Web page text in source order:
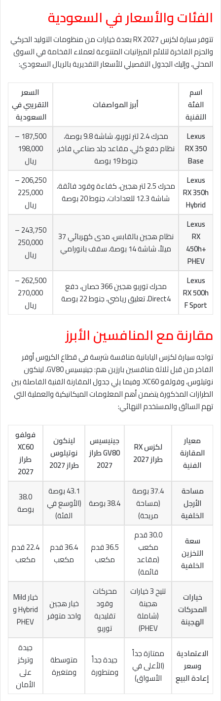
الفئات والأسعار في السعودية
تتوفر سيارة لكزس RX 2027 بعدة خيارات من منظومات التوليد الحركي
والحزم الفاخرة لتلائم الميزانيات المتنوعة لعملاء الفخامة في السوق
المحلي، وإليك الجدول التفصيلي للأسعار التقديرية بالريال السعودي:
اسم
الفئة
التقنية
أبرز المواصفات
السعر
التقريبي في
السعودية
Lexus
RX 350
Base
محرك 2.4 لتر توربو، شاشة 9.8 بوصة،
نظام دفع كلي، مقاعد جلد صناعي فاخر،
جنوط 19 بوصة
187,500 –
198,000
ريال
Lexus
RX 350h
Hybrid
محرك 2.5 لتر هجين، كفاءة وقود فائقة،
شاشة 12.3 للعدادات، جنوط 20 بوصة
206,250 –
225,000
ريال
Lexus
RX
450h+
PHEV
نظام هجين بالقابس، مدى كهربائي 37
ميلاً، شاشة 14 بوصة، سقف بانورامي
243,750 –
250,000
ريال
Lexus
RX 500h
F Sport
محرك توربو هجين 366 حصان، دفع
Direct4، تعليق رياضي، جنوط 22 بوصة
262,500 –
270,000
ريال
مقارنة مع المنافسين الأبرز
تواجه سيارة لكزس اليابانية منافسة شرسة في قطاع الكروس أوفر
الفاخر من قبل ثلاثة منافسين بارزين هم: جينيسيس GV80، لينكون
نوتيلوس، وفولفو XC60. وفيما يلي جدول المقارنة الفنية الفاصلة بين
الطرازات المذكورة يتضمن أهم المعلومات الميكانيكية والعملية التي
تهم السائق والمستخدم النهائي:
معيار
المقارنة
الفنية
لكزس RX
طراز 2027
جينيسيس
GV80 طراز
2027
لينكون
نوتيلوس
طراز 2027
فولفو
XC60
طراز
2027
مساحة
الأرجل
الخلفية
37.4 بوصة
(مساحة
مريحة)
38.4 بوصة
43.1 بوصة
(الأوسع في
الفئة)
38.0
بوصة
سعة
التخزين
الخلفية
30.0 قدم
مكعب
(مقاعد
قائمة)
36.5 قدم
مكعب
36.4 قدم
مكعب
22.4 قدم
مكعب
خيارات
المحركات
الهجينة
تتيح 3 خيارات
هجينة
(شاملة
PHEV)
محركات
وقود
تقليدية
توربو
خيار هجين
واحد متوفر
خيار Mild
Hybrid و
PHEV
الاعتمادية
وسعر
إعادة البيع
ممتازة جداً
(الأعلى في
الأسواق)
جيدة جداً
ومتطورة
متوسطة
ومتغيرة
جيدة
وتركز
على
الأمان